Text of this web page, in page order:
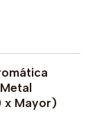
x Mayor)